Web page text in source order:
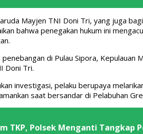
Mayjen TNI Doni Tri, yang juga
bahwa penegakan hukum ini
di Pulau Sipora,
Doni Tri.
investigasi, pelaku berupaya
saat bersandar di Pelabuhan
TKP, Polsek Menganti Tangkap